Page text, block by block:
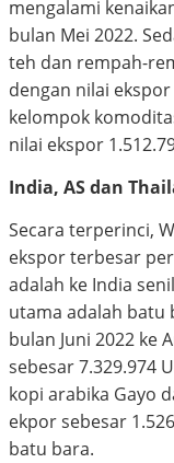
mengalami
bulan Mei 2022.
teh dan rempah-
dengan nilai
kelompok
nilai ekspor
India, AS dan
Secara terperinci,
ekspor terbesar
adalah ke India
utama adalah batu
bulan Juni 2022 ke
sebesar 7.329.974
kopi arabika Gayo
ekpor sebesar
batu bara.